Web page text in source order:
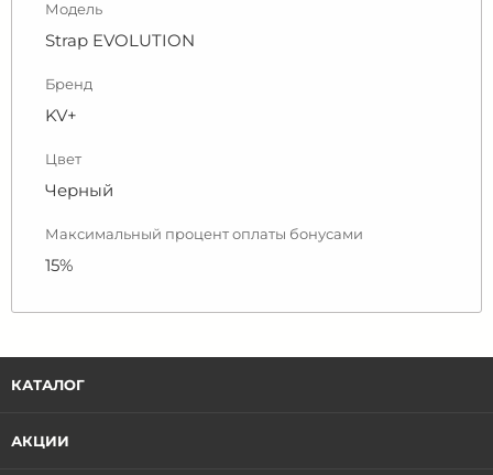
Модель
Strap EVOLUTION
Бренд
KV+
Цвет
Черный
Максимальный процент оплаты бонусами
15%
КАТАЛОГ
АКЦИИ